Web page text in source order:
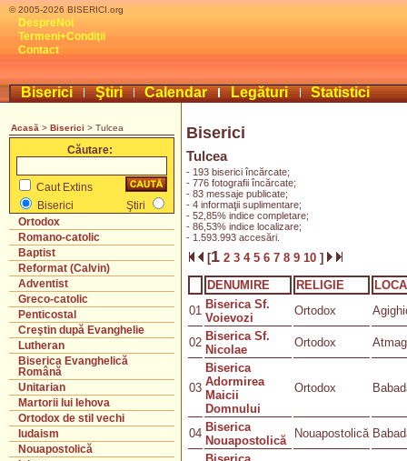
© 2005-2026 BISERICI.org
DespreNoi
Termeni+Condiţii
Contact
Biserici Ştiri Calendar Legături Statistici
Acasă > Biserici > Tulcea
Căutare:
Caut Extins
Biserici
Ştiri
Ortodox
Romano-catolic
Baptist
Reformat (Calvin)
Adventist
Greco-catolic
Penticostal
Creştin după Evanghelie
Lutheran
Biserica Evanghelică
Română
Unitarian
Martorii lui Iehova
Ortodox de stil vechi
Iudaism
Nouapostolică
Biserici
Tulcea
- 193 biserici încărcate;
- 776 fotografii încărcate;
- 83 messaje publicate;
- 4 informaţii suplimentare;
- 52,85% indice completare;
- 86,53% indice localizare;
- 1.593.993 accesări.
[1 2 3 4 5 6 7 8 9 10 ]
DENUMIRE
RELIGIE
01 Biserica Sf.
Voievozi
Ortodox
02 Biserica Sf.
Nicolae
Ortodox
03
Biserica
Adormirea
Maicii
Domnului
Ortodox
04 Biserica
Nouapostolică
Nouapostolică